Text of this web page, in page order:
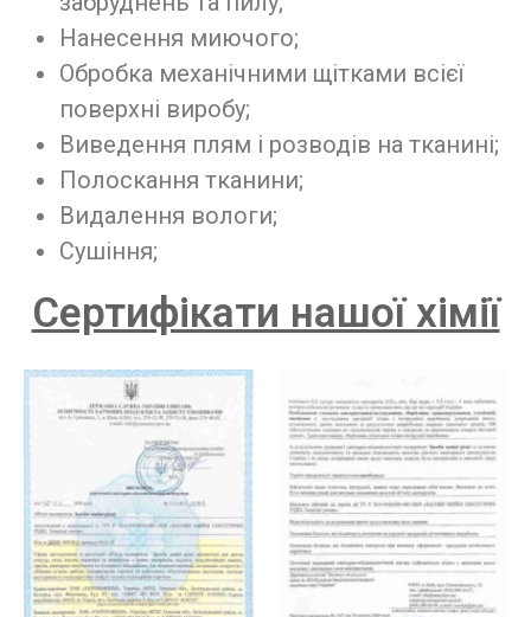
Нанесення миючого;
Обробка механічними щітками всієї
поверхні виробу;
Виведення плям і розводів на тканині;
Полоскання тканини;
Видалення вологи;
Сушіння;
Сертифікати нашої хімії